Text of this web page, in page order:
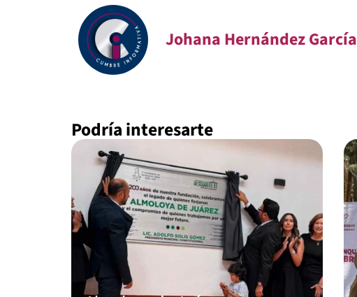
Johana Hernández García
Podría interesarte